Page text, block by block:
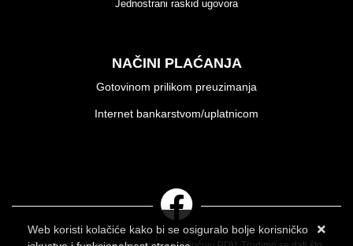
Jednostrani raskid ugovora
NAČINI PLAĆANJA
Gotovinom prilikom preuzimanja
Internet bankarstvom/uplatnicom
Web koristi kolačiće kako bi se osiguralo bolje korisničko